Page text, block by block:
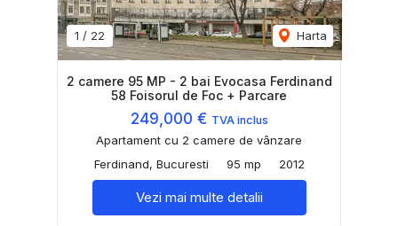
1 / 22 Harta
2 camere 95 MP - 2 bai Evocasa Ferdinand
58 Foisorul de Foc + Parcare
249,000 € TVA inclus
Apartament cu 2 camere de vânzare
Ferdinand, Bucuresti
95 mp 2012
Vezi mai multe detalii